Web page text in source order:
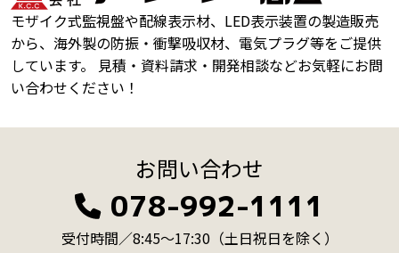
モザイク式監視盤や配線表示材、LED表示装置の製造販売
から、海外製の防振・衝撃吸収材、電気プラグ等をご提供
しています。 見積・資料請求・開発相談などお気軽にお問
い合わせください！
お問い合わせ
078-992-1111
受付時間／8:45～17:30（土日祝日を除く）